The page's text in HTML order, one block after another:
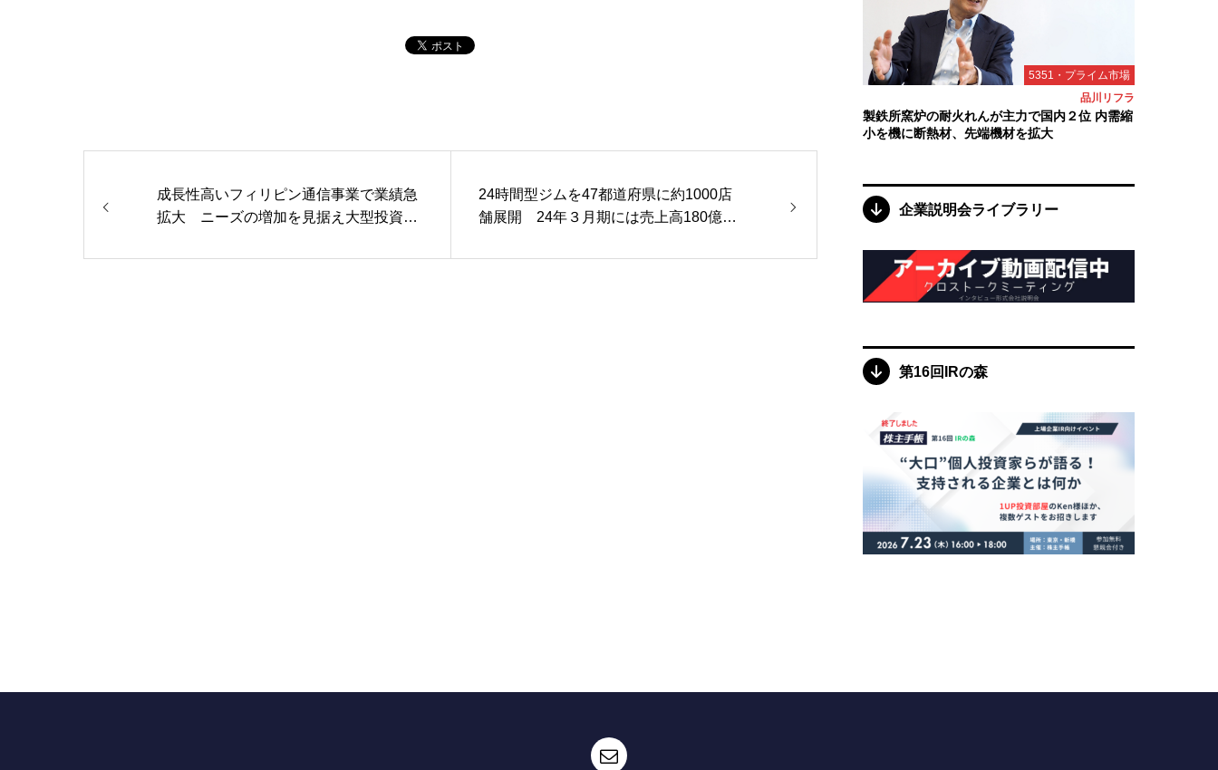
成長性高いフィリピン通信事業で業績急
拡大 ニーズの増加を見据え大型投資で
24時間型ジムを47都道府県に約1000店
舗展開 24年３月期には売上高180億、
5351・プライム市場
品川リフラ
製鉄所窯炉の耐火れんが主力で国内２位 内需縮
小を機に断熱材、先端機材を拡大
企業説明会ライブラリー
第16回IRの森